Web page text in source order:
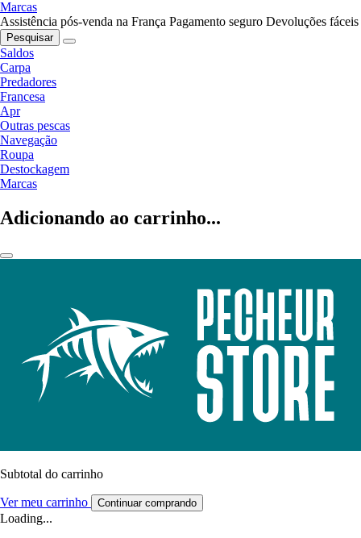
Marcas
Assistência pós-venda na França Pagamento seguro Devoluções fáceis
Pesquisar
Saldos
Carpa
Predadores
Francesa
Apr
Outras pescas
Navegação
Roupa
Destockagem
Marcas
Adicionando ao carrinho...
Subtotal do carrinho
Ver meu carrinho Continuar comprando
Loading...